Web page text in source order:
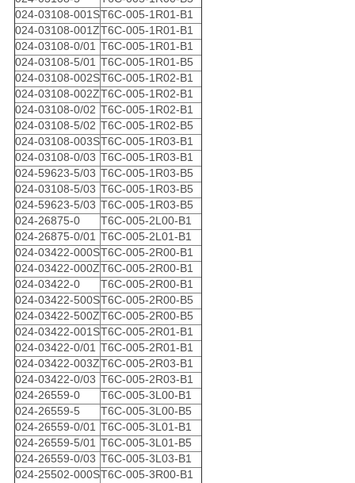
024-03108-001ST6C-005-1R01-B1
024-03108-001ZT6C-005-1R01-B1
024-03108-0/01 T6C-005-1R01-B1
024-03108-5/01 T6C-005-1R01-B5
024-03108-002ST6C-005-1R02-B1
024-03108-002ZT6C-005-1R02-B1
024-03108-0/02 T6C-005-1R02-B1
024-03108-5/02 T6C-005-1R02-B5
024-03108-003ST6C-005-1R03-B1
024-03108-0/03 T6C-005-1R03-B1
024-59623-5/03 T6C-005-1R03-B5
024-03108-5/03 T6C-005-1R03-B5
024-59623-5/03 T6C-005-1R03-B5
024-26875-0
T6C-005-2L00-B1
024-26875-0/01 T6C-005-2L01-B1
024-03422-000ST6C-005-2R00-B1
024-03422-000ZT6C-005-2R00-B1
024-03422-0
T6C-005-2R00-B1
024-03422-500ST6C-005-2R00-B5
024-03422-500ZT6C-005-2R00-B5
024-03422-001ST6C-005-2R01-B1
024-03422-0/01 T6C-005-2R01-B1
024-03422-003ZT6C-005-2R03-B1
024-03422-0/03 T6C-005-2R03-B1
024-26559-0
T6C-005-3L00-B1
024-26559-5
T6C-005-3L00-B5
024-26559-0/01 T6C-005-3L01-B1
024-26559-5/01 T6C-005-3L01-B5
024-26559-0/03 T6C-005-3L03-B1
024-25502-000ST6C-005-3R00-B1